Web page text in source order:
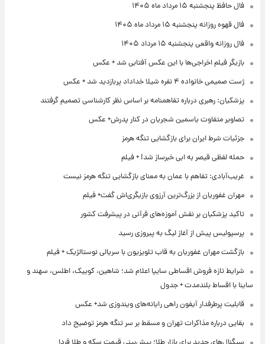
فال حافظ پنجشنبه ۱۵ مرداد ماه ۱۴۰۵
فال قهوه روزانه پنجشنبه ۱۵ مرداد ماه ۱۴۰۵
فال روزانه واقعی پنجشنبه ۱۵ مرداد ۱۴۰۵
بازیگر فیلم اخراجی‌ها با این عکس آفتابی شد + عکس
ژست صمیمی خانواده ۴ نفره شیلا خداداد پربازدید شد + عکس
پزشکیان: رهبری درباره تفاهمنامه بر اساس نظر کارشناسی تصمیم گرفتند
تصاویر متفاوت یاسمین شجریان در کنار پدرش+ عکس
جزئیات شرط ایران برای بازگشایی تنگه هرمز
حمله لفظی قیصر به ابی خبرساز شد! + فیلم
غریب‌آبادی: تفاهم با عمان به معنای بازگشایی تنگه هرمز نیست
مهران غفوریان از بزرگ‌ترین آرزوی بازیگری‌اش گفت+ فیلم
تاکید پزشکیان بر نقش آموزه‌های قرآنی در پیشرفت کشور
پرسپولیس پیش از آغاز لیگ به پیروزی رسید
بازگشت مهران غفوریان به قاب تلویزیون با سریالی نوستالژیک + فیلم
شرایط تازه فروش اقساطی سایپا اعلام شد؛ شاهین، کوییک، اطلس، سهند و
ساینا با اقساط بلندمدت + جدول
قابلیت پرطرفدار آیفون راهی رایانه‌های ویندوزی شد+ عکس
بقایی درباره مذاکرات تهران و مسقط بر سر تنگه هرمز توضیح داد